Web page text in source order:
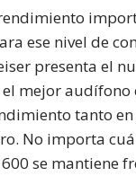
ese nivel de
presenta el
mejor
tanto
No importa
se mantiene